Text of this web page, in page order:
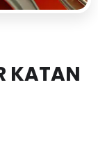
KATAN